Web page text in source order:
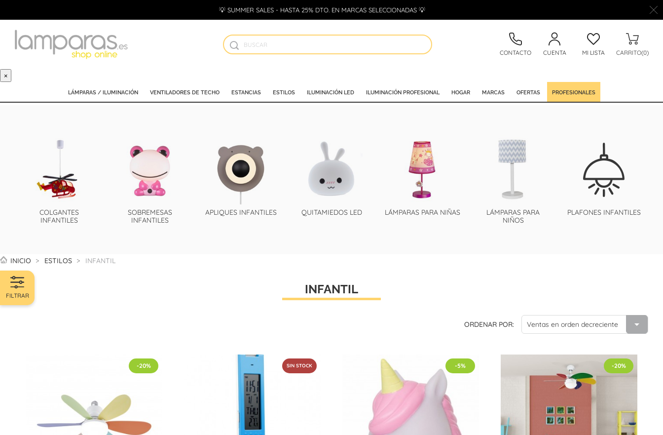
💡 SUMMER SALES - HASTA 25% DTO. EN MARCAS SELECCIONADAS 💡
CONTACTO CUENTA MI LISTA CARRITO(0)
×
LÁMPARAS / ILUMINACIÓN VENTILADORES DE TECHO ESTANCIAS ESTILOS ILUMINACIÓN LED ILUMINACIÓN PROFESIONAL HOGAR MARCAS OFERTAS PROFESIONALES
COLGANTES
INFANTILES
SOBREMESAS
INFANTILES
APLIQUES INFANTILES QUITAMIEDOS LED LÁMPARAS PARA NIÑAS
LÁMPARAS PARA
NIÑOS
PLAFONES INFANTILES
INICIO ESTILOS INFANTIL
FILTRAR INFANTIL
ORDENAR POR: Ventas en orden decreciente 
-20% SIN STOCK -5% -20%